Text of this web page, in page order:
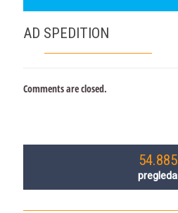
AD SPEDITION
Comments are closed.
54.885
pregleda